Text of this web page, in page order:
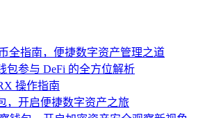
全指南，便捷数字资产管理之道
包参与 DeFi 的全方位解析
操作指南
，开启便捷数字资产之旅